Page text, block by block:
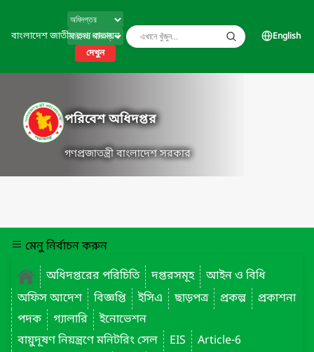
বাংলাদেশ জাতীয় তথ্য বাতায়ন
দেখুন
English
পরিবেশ অধিদপ্তর
গণপ্রজাতন্ত্রী বাংলাদেশ সরকার
মেনু নির্বাচন করুন
অধিদপ্তরের পরিচিতি
দপ্তরসমূহ
আইন ও বিধি
অফিস আদেশ
বিজ্ঞপ্তি ইসিএ ছাড়পত্র প্রকল্প
প্রকাশনা
পদক
গ্যালারি
ইনোভেশন
বায়ুদূষণ নিয়ন্ত্রণে মনিটরিং সেল
EIS
Article-6